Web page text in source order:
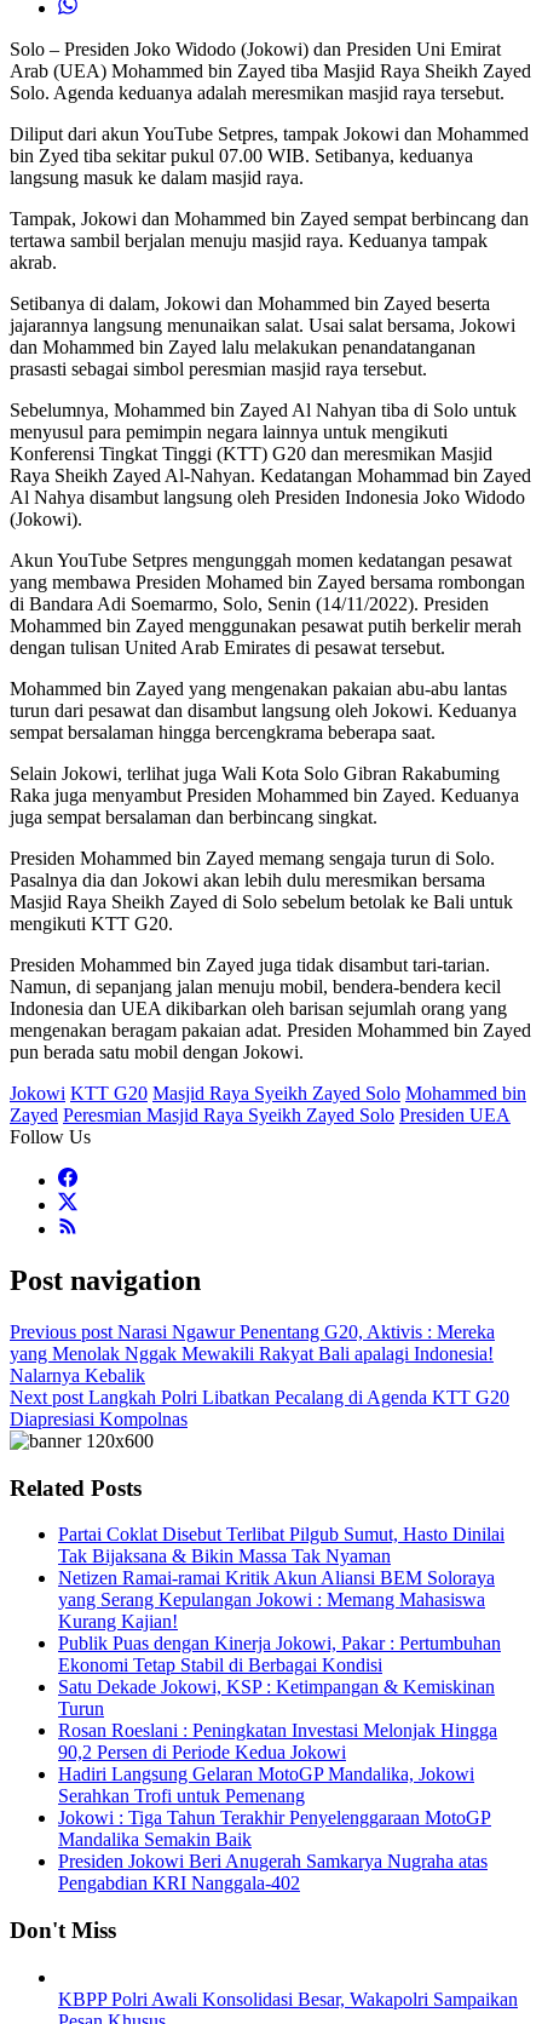
Solo – Presiden Joko Widodo (Jokowi) dan Presiden Uni Emirat
Arab (UEA) Mohammed bin Zayed tiba Masjid Raya Sheikh Zayed
Solo. Agenda keduanya adalah meresmikan masjid raya tersebut.
Diliput dari akun YouTube Setpres, tampak Jokowi dan Mohammed
bin Zyed tiba sekitar pukul 07.00 WIB. Setibanya, keduanya
langsung masuk ke dalam masjid raya.
Tampak, Jokowi dan Mohammed bin Zayed sempat berbincang dan
tertawa sambil berjalan menuju masjid raya. Keduanya tampak
akrab.
Setibanya di dalam, Jokowi dan Mohammed bin Zayed beserta
jajarannya langsung menunaikan salat. Usai salat bersama, Jokowi
dan Mohammed bin Zayed lalu melakukan penandatanganan
prasasti sebagai simbol peresmian masjid raya tersebut.
Sebelumnya, Mohammed bin Zayed Al Nahyan tiba di Solo untuk
menyusul para pemimpin negara lainnya untuk mengikuti
Konferensi Tingkat Tinggi (KTT) G20 dan meresmikan Masjid
Raya Sheikh Zayed Al-Nahyan. Kedatangan Mohammad bin Zayed
Al Nahya disambut langsung oleh Presiden Indonesia Joko Widodo
(Jokowi).
Akun YouTube Setpres mengunggah momen kedatangan pesawat
yang membawa Presiden Mohamed bin Zayed bersama rombongan
di Bandara Adi Soemarmo, Solo, Senin (14/11/2022). Presiden
Mohammed bin Zayed menggunakan pesawat putih berkelir merah
dengan tulisan United Arab Emirates di pesawat tersebut.
Mohammed bin Zayed yang mengenakan pakaian abu-abu lantas
turun dari pesawat dan disambut langsung oleh Jokowi. Keduanya
sempat bersalaman hingga bercengkrama beberapa saat.
Selain Jokowi, terlihat juga Wali Kota Solo Gibran Rakabuming
Raka juga menyambut Presiden Mohammed bin Zayed. Keduanya
juga sempat bersalaman dan berbincang singkat.
Presiden Mohammed bin Zayed memang sengaja turun di Solo.
Pasalnya dia dan Jokowi akan lebih dulu meresmikan bersama
Masjid Raya Sheikh Zayed di Solo sebelum betolak ke Bali untuk
mengikuti KTT G20.
Presiden Mohammed bin Zayed juga tidak disambut tari-tarian.
Namun, di sepanjang jalan menuju mobil, bendera-bendera kecil
Indonesia dan UEA dikibarkan oleh barisan sejumlah orang yang
mengenakan beragam pakaian adat. Presiden Mohammed bin Zayed
pun berada satu mobil dengan Jokowi.
Jokowi KTT G20 Masjid Raya Syeikh Zayed Solo Mohammed bin
Zayed Peresmian Masjid Raya Syeikh Zayed Solo Presiden UEA
Follow Us
Post navigation
Previous post Narasi Ngawur Penentang G20, Aktivis : Mereka
yang Menolak Nggak Mewakili Rakyat Bali apalagi Indonesia!
Nalarnya Kebalik
Next post Langkah Polri Libatkan Pecalang di Agenda KTT G20
Diapresiasi Kompolnas
Related Posts
Partai Coklat Disebut Terlibat Pilgub Sumut, Hasto Dinilai
Tak Bijaksana & Bikin Massa Tak Nyaman
Netizen Ramai-ramai Kritik Akun Aliansi BEM Soloraya
yang Serang Kepulangan Jokowi : Memang Mahasiswa
Kurang Kajian!
Publik Puas dengan Kinerja Jokowi, Pakar : Pertumbuhan
Ekonomi Tetap Stabil di Berbagai Kondisi
Satu Dekade Jokowi, KSP : Ketimpangan & Kemiskinan
Turun
Rosan Roeslani : Peningkatan Investasi Melonjak Hingga
90,2 Persen di Periode Kedua Jokowi
Hadiri Langsung Gelaran MotoGP Mandalika, Jokowi
Serahkan Trofi untuk Pemenang
Jokowi : Tiga Tahun Terakhir Penyelenggaraan MotoGP
Mandalika Semakin Baik
Presiden Jokowi Beri Anugerah Samkarya Nugraha atas
Pengabdian KRI Nanggala-402
Don't Miss
KBPP Polri Awali Konsolidasi Besar, Wakapolri Sampaikan